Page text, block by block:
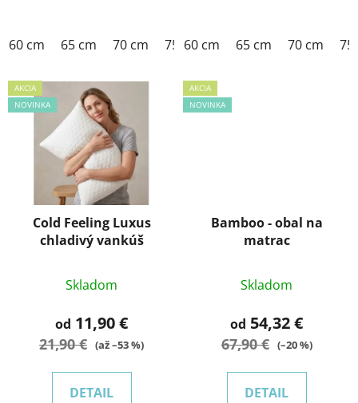
60 cm 65 cm 70 cm 75 cm 80 cm 85 cm 90 cm
60 cm 65 cm 70 cm 75
AKCIA
NOVINKA
Cold Feeling Luxus
chladivý vankúš
Skladom
od 11,90 €
21,90 € (až –53 %)
DETAIL
AKCIA
NOVINKA
Bamboo - obal na
matrac
Skladom
od 54,32 €
67,90 € (–20 %)
DETAIL